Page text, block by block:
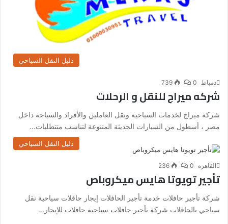
دليل النقل السياحي
دمياط 0
739
شركه ميراج للنقل و الرحلات
شركة ميراج لخدمات السياحية ونقل العاملين والأفراد والسياحة داخل
مصر ، أسطول من السيارات الحديثة المتنوعة لتناسب متتطلبات...
دليل النقل السياحي
القاهرة 0
236
تأجير تويوتا هايس ميكروباص
شركة تأجير حافلات خدمة تأجير الحافلات إيجار حافلات سياحية نقل
سياحي بالحافلات شركة تأجير حافلات سياحية حافلات للإيجار...